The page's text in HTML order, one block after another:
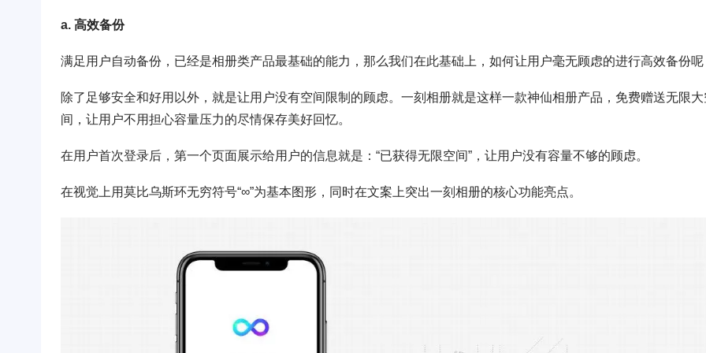
a. 高效备份
满足用户自动备份，已经是相册类产品最基础的能力，那么我们在此基础上，如何让用户毫无顾虑的进行高效备份呢
除了足够安全和好用以外，就是让用户没有空间限制的顾虑。一刻相册就是这样一款神仙相册产品，免费赠送无限大
间，让用户不用担心容量压力的尽情保存美好回忆。
在用户首次登录后，第一个页面展示给用户的信息就是：“已获得无限空间”，让用户没有容量不够的顾虑。
在视觉上用莫比乌斯环无穷符号“∞”为基本图形，同时在文案上突出一刻相册的核心功能亮点。